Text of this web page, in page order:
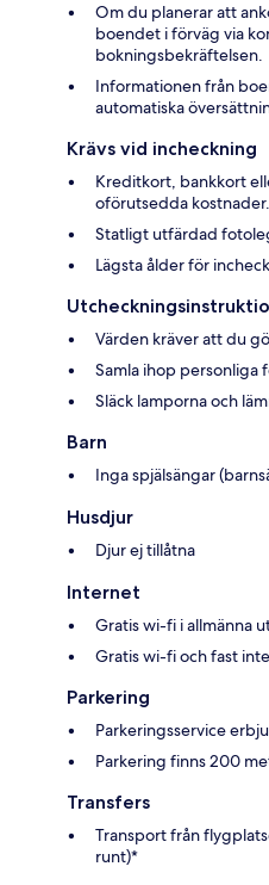
Om du planerar att
boendet i förväg via
bokningsbekräftelsen.
Informationen från
automatiska
Krävs vid incheckning
Kreditkort, bankkort
oförutsedda kostnader.
Statligt utfärdad
Lägsta ålder för
Värden kräver att du
Samla ihop personliga
Släck lamporna och
Barn
Inga spjälsängar
Husdjur
Djur ej tillåtna
Internet
Gratis wi-fi i allmänna
Gratis wi-fi och fast
Parkering
Parkeringsservice
Parkering finns 200
Transfers
Transport från
runt)*